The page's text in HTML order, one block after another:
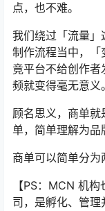
点，也不难。
我们绕过「流量」
制作流程当中，
竟平台不给创作
频就变得毫无意义。
顾名思义，商单
单，简单理解为品
商单可以简单分为
【PS：MCN 机
司，是孵化、管